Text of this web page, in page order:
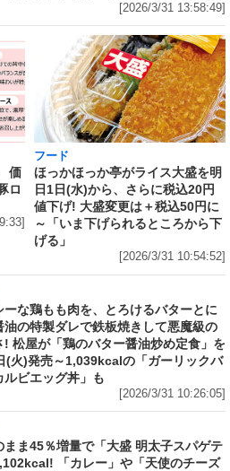
[2026/3/31 13:58:49]
価
ロ
フード
ほっかほっか亭がライス大盛を明
日1日(水)から、さらに税込20円
値下げ! 大盛変更は＋税込50円に
～「いま下げられるところから下
げる」
[2026/3/31 10:54:52]
ーな鶏もも肉を、とろけるバターとに
油の特製ダレで鉄板焼きして悪魔級の
! 松屋が「鶏のバター醤油炒め定食」を
(火)発売～1,039kcalの「ガーリックバ
ルビエッグ丼」も
[2026/3/31 10:26:05]
まま45％増量で「大盛 明太子スパゲテ
「カレー」や「天使のチーズ